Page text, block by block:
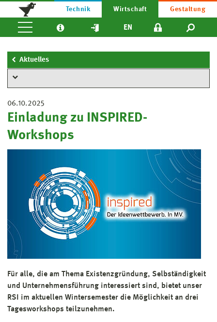
Technik Wirtschaft Gestaltung
EN
Aktuelles
06.10.2025
Einladung zu INSPIRED-
Workshops
Für alle, die am Thema Existenzgründung, Selbständigkeit
und Unternehmensführung interessiert sind, bietet unser
RSI im aktuellen Wintersemester die Möglichkeit an drei
Tagesworkshops teilzunehmen.